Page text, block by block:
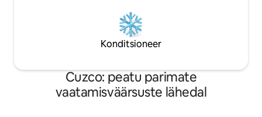
Konditsioneer
Cuzco: peatu parimate
vaatamisväärsuste lähedal